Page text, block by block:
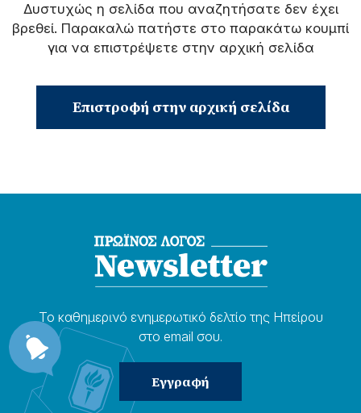
Δυστυχώς η σελίδα που αναζητήσατε δεν έχει
βρεθεί. Παρακαλώ πατήστε στο παρακάτω κουμπί
για να επιστρέψετε στην αρχική σελίδα
Επιστροφή στην αρχική σελίδα
Το καθημερɩνό ενημερωτɩκό δελτίο της Ηπείρου
στο email σου.